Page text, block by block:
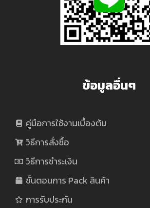
Amazon
Alexa
Dot,
Kindle
Paperwhite,
Google
ข้อมูลอื่นๆ
คู่มือการใช้งานเบื้องต้น
วิธีการสั่งซื้อ
วิธีการชำระเงิน
ขั้นตอนการ Pack สินค้า
การรับประกัน